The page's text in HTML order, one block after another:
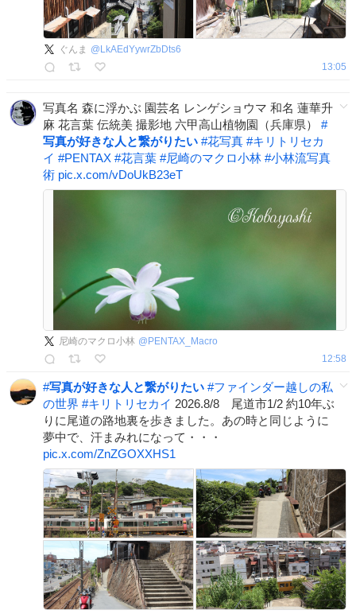
ぐんま @ LkAEdYywrZbDts6
13:05
写真名 森に浮かぶ 園芸名 レンゲショウマ 和名 蓮華升
麻 花言葉 伝統美 撮影地 六甲高山植物園（兵庫県） #
写真が好きな人と繋がりたい #花写真 #キリトリセカ
イ #PENTAX #花言葉 #尼崎のマクロ小林 #小林流写真
術 pic.x.com/vDoUkB23eT
尼崎のマクロ小林 @ PENTAX_Macro
12:58
#写真が好きな人と繋がりたい #ファインダー越しの私
の世界 #キリトリセカイ 2026.8/8 尾道市1/2 約10年ぶ
りに尾道の路地裏を歩きました。あの時と同じように
夢中で、汗まみれになって・・・
pic.x.com/ZnZGOXXHS1